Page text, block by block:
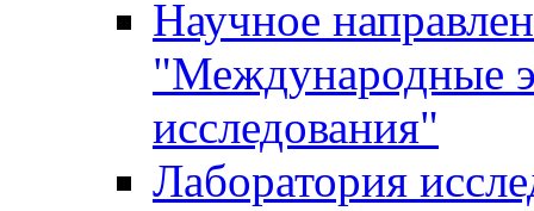
Научное
"Международные
исследования"
Лаборатория